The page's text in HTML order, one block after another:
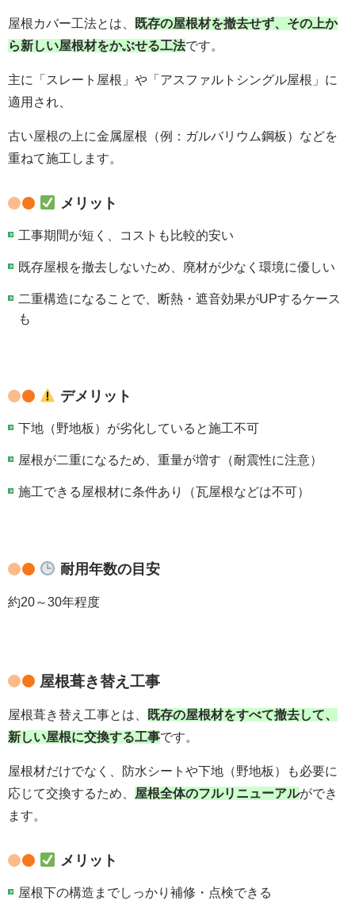
屋根カバー工法とは、
既存の屋根材を撤去せず、その上か
ら新しい屋根材をかぶせる工法です。
主に「スレート屋根」や「アスファルトシングル屋根」に
適用され、
古い屋根の上に金属屋根（例：ガルバリウム鋼板）などを
重ねて施工します。
メリット
工事期間が短く、コストも比較的安い
既存屋根を撤去しないため、廃材が少なく環境に優しい
二重構造になることで、断熱・遮音効果がUPするケース
も
デメリット
下地（野地板）が劣化していると施工不可
屋根が二重になるため、重量が増す（耐震性に注意）
施工できる屋根材に条件あり（瓦屋根などは不可）
耐用年数の目安
約20～30年程度
屋根葺き替え工事
屋根葺き替え工事とは、
既存の屋根材をすべて撤去して、
新しい屋根に交換する工事です。
屋根材だけでなく、防水シートや下地（野地板）も必要に
応じて交換するため、 屋根全体のフルリニューアルができ
ます。
メリット
屋根下の構造までしっかり補修・点検できる